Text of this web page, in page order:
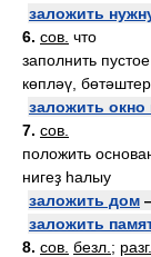
заложить
6. сов. что
заполнить
көпләү,
заложить окно
7. сов.
положить
нигеҙ һалыу
заложить дом
заложить
8. сов. безл. ; разг.